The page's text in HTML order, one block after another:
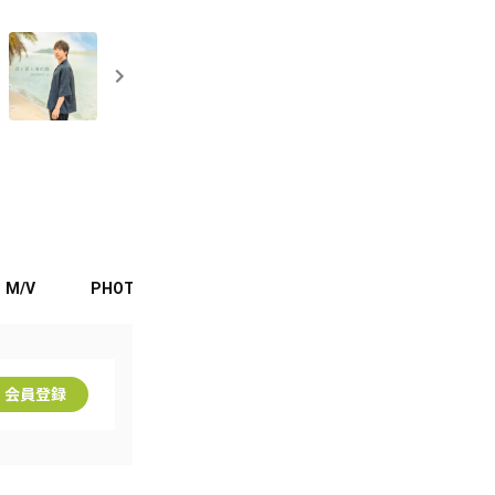
M/V PHOTO
会員登録